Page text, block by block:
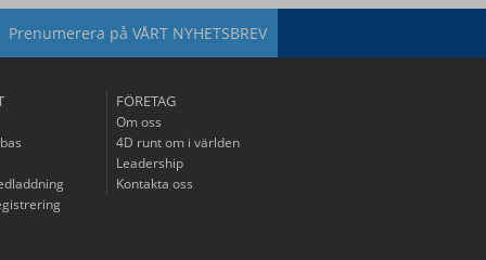
Prenumerera på VÅRT NYHETSBREV
FÖRETAG
Om oss
4D runt om i världen
Leadership
Kontakta oss